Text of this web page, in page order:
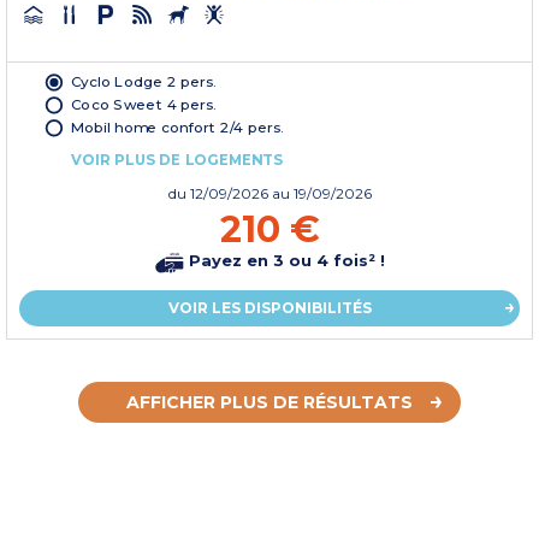
Cyclo Lodge 2 pers.
Coco Sweet 4 pers.
Mobil home confort 2/4 pers.
VOIR PLUS DE LOGEMENTS
du 12/09/2026 au 19/09/2026
210 €
Payez en 3 ou 4 fois² !
VOIR LES DISPONIBILITÉS
AFFICHER PLUS DE RÉSULTATS